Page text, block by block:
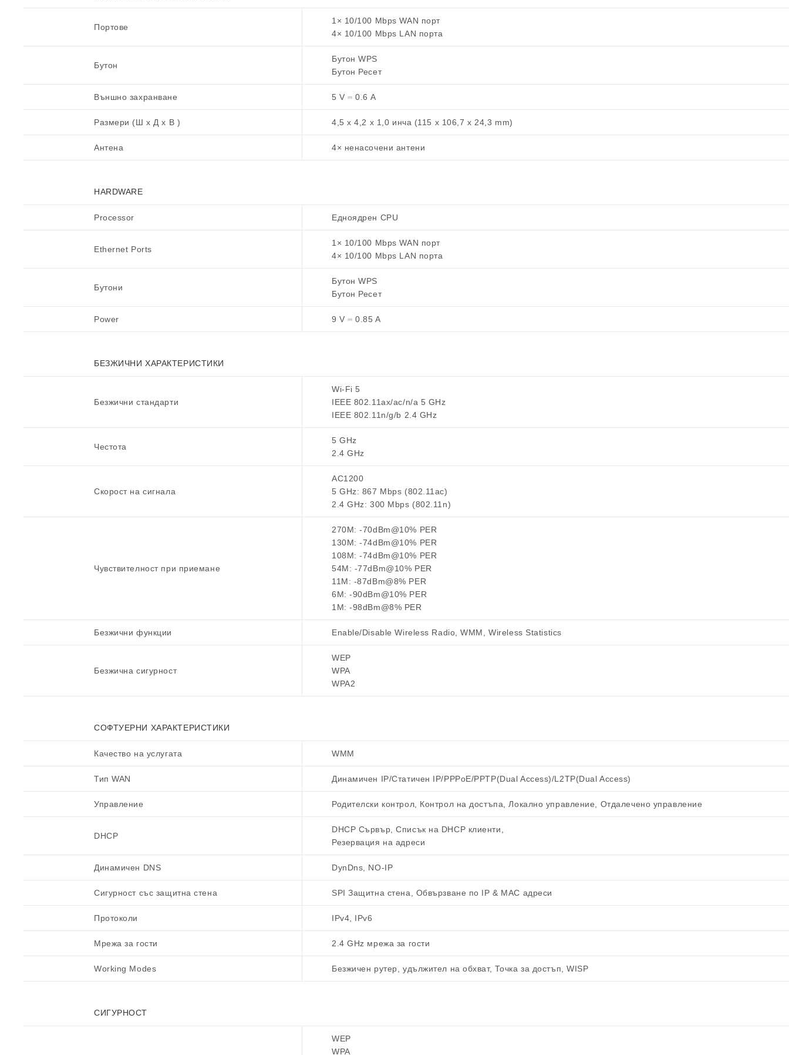
Портове
1× 10/100 Mbps WAN порт
4× 10/100 Mbps LAN порта
Бутон
Бутон WPS
Бутон Ресет
Външно захранване 5 V ⎓ 0.6 A
Размери (Ш x Д x В ) 4,5 x 4,2 x 1,0 инча (115 x 106,7 x 24,3 mm)
Антена 4× ненасочени антени
HARDWARE
Processor Едноядрен CPU
Ethernet Ports
1× 10/100 Mbps WAN порт
4× 10/100 Mbps LAN порта
Бутони
Бутон WPS
Бутон Ресет
Power 9 V ⎓ 0.85 A
БЕЗЖИЧНИ ХАРАКТЕРИСТИКИ
Безжични стандарти
Wi-Fi 5
IEEE 802.11ax/ac/n/a 5 GHz
IEEE 802.11n/g/b 2.4 GHz
Честотa
5 GHz
2.4 GHz
Скорост на сигнала
AC1200
5 GHz: 867 Mbps (802.11ac)
2.4 GHz: 300 Mbps (802.11n)
Чувствителност при приемане
270M: -70dBm@10% PER
130M: -74dBm@10% PER
108M: -74dBm@10% PER
54M: -77dBm@10% PER
11M: -87dBm@8% PER
6M: -90dBm@10% PER
1M: -98dBm@8% PER
Безжични функции Enable/Disable Wireless Radio, WMM, Wireless Statistics
Безжична сигурност
WEP
WPA
WPA2
СОФТУЕРНИ ХАРАКТЕРИСТИКИ
Качество на услугата WMM
Тип WAN Динамичен IP/Статичен IP/PPPoE/PPTP(Dual Access)/L2TP(Dual Access)
Управление Родителски контрол, Контрол на достъпа, Локално управление, Отдалечено управление
DHCP
DHCP Сървър, Списък на DHCP клиенти,
Резервация на адреси
Динамичен DNS DynDns, NO-IP
Сигурност със защитна стена SPI Защитна стена, Обвързване по IP & MAC адреси
Протоколи IPv4, IPv6
Мрежа за гости 2.4 GHz мрежа за гости
Working Modes Безжичен рутер, удължител на обхват, Точка за достъп, WISP
СИГУРНОСТ
WEP
WPA